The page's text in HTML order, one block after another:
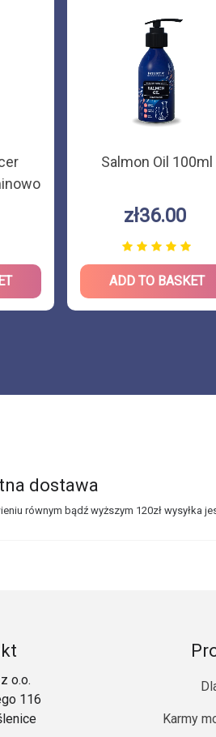
Salmon Oil 100ml
zł36.00
ADD TO BASKET
dostawa
równym bądź wyższym 120zł wysyłka
o.o.
116
Karmy